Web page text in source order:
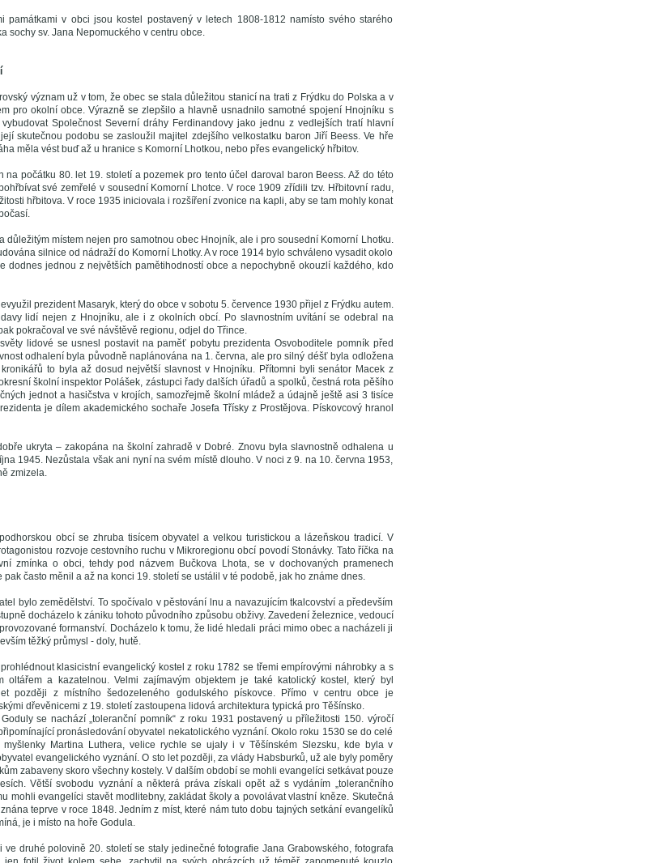
památkami v obci jsou kostel postavený v letech 1808-1812 namísto svého starého
sochy sv. Jana Nepomuckého v centru obce.
význam už v tom, že obec se stala důležitou stanicí na trati z Frýdku do Polska a v
pro okolní obce. Výrazně se zlepšilo a hlavně usnadnilo samotné spojení Hnojníku s
Společnost Severní dráhy Ferdinandovy jako jednu z vedlejších tratí hlavní
skutečnou podobu se zasloužil majitel zdejšího velkostatku baron Jiří Beess. Ve hře
měla vést buď až u hranice s Komorní Lhotkou, nebo přes evangelický hřbitov.
na počátku 80. let 19. století a pozemek pro tento účel daroval baron Beess. Až do této
své zemřelé v sousední Komorní Lhotce. V roce 1909 zřídili tzv. Hřbitovní radu,
hřbitova. V roce 1935 iniciovala i rozšíření zvonice na kapli, aby se tam mohly konat
důležitým místem nejen pro samotnou obec Hnojník, ale i pro sousední Komorní Lhotku.
silnice od nádraží do Komorní Lhotky. A v roce 1914 bylo schváleno vysadit okolo
dodnes jednou z největších pamětihodností obce a nepochybně okouzlí každého, kdo
prezident Masaryk, který do obce v sobotu 5. července 1930 přijel z Frýdku autem.
lidí nejen z Hnojníku, ale i z okolních obcí. Po slavnostním uvítání se odebral na
pokračoval ve své návštěvě regionu, odjel do Třince.
lidové se usnesl postavit na paměť pobytu prezidenta Osvoboditele pomník před
odhalení byla původně naplánována na 1. června, ale pro silný déšť byla odložena
to byla až dosud největší slavnost v Hnojníku. Přítomni byli senátor Macek z
školní inspektor Polášek, zástupci řady dalších úřadů a spolků, čestná rota pěšího
jednot a hasičstva v krojích, samozřejmě školní mládež a údajně ještě asi 3 tisíce
je dílem akademického sochaře Josefa Třísky z Prostějova. Pískovcový hranol
ukryta – zakopána na školní zahradě v Dobré. Znovu byla slavnostně odhalena u
1945. Nezůstala však ani nyní na svém místě dlouho. V noci z 9. na 10. června 1953,
zmizela.
obcí se zhruba tisícem obyvatel a velkou turistickou a lázeňskou tradicí. V
rozvoje cestovního ruchu v Mikroregionu obcí povodí Stonávky. Tato říčka na
zmínka o obci, tehdy pod názvem Bučkova Lhota, se v dochovaných pramenech
často měnil a až na konci 19. století se ustálil v té podobě, jak ho známe dnes.
bylo zemědělství. To spočívalo v pěstování lnu a navazujícím tkalcovství a především
docházelo k zániku tohoto původního způsobu obživy. Zavedení železnice, vedoucí
formanství. Docházelo k tomu, že lidé hledali práci mimo obec a nacházeli ji
těžký průmysl - doly, hutě.
klasicistní evangelický kostel z roku 1782 se třemi empírovými náhrobky a s
oltářem a kazatelnou. Velmi zajímavým objektem je také katolický kostel, který byl
později z místního šedozeleného godulského pískovce. Přímo v centru obce je
dřevěnicemi z 19. století zastoupena lidová architektura typická pro Těšínsko.
se nachází „toleranční pomník“ z roku 1931 postavený u příležitosti 150. výročí
pronásledování obyvatel nekatolického vyznání. Okolo roku 1530 se do celé
myšlenky Martina Luthera, velice rychle se ujaly i v Těšínském Slezsku, kde byla v
evangelického vyznání. O sto let později, za vlády Habsburků, už ale byly poměry
zabaveny skoro všechny kostely. V dalším období se mohli evangelíci setkávat pouze
Větší svobodu vyznání a některá práva získali opět až s vydáním „tolerančního
mohli evangelíci stavět modlitebny, zakládat školy a povolávat vlastní kněze. Skutečná
teprve v roce 1848. Jedním z míst, které nám tuto dobu tajných setkání evangelíků
je i místo na hoře Godula.
ve druhé polovině 20. století se staly jedinečné fotografie Jana Grabowského, fotografa